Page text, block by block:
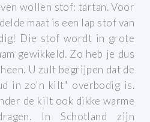
wollen stof: tartan. Voor
maat is een lap stof van
Die stof wordt in grote
gewikkeld. Zo heb je dus
U zult begrijpen dat de
in zo'n kilt" overbodig is.
de kilt ook dikke warme
In Schotland zijn